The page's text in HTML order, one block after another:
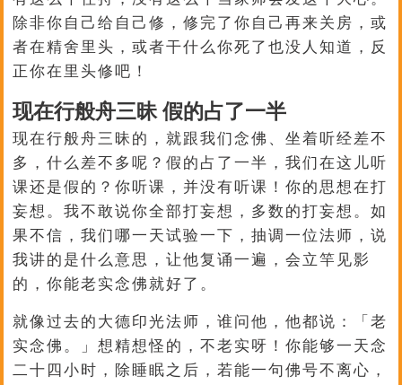
除非你自己给自己修，修完了你自己再来关房，或
者在精舍里头，或者干什么你死了也没人知道，反
正你在里头修吧！
现在行般舟三昧 假的占了一半
现在行般舟三昧的，就跟我们念佛、坐着听经差不
多，什么差不多呢？假的占了一半，我们在这儿听
课还是假的？你听课，并没有听课！你的思想在打
妄想。我不敢说你全部打妄想，多数的打妄想。如
果不信，我们哪一天试验一下，抽调一位法师，说
我讲的是什么意思，让他复诵一遍，会立竿见影
的，你能老实念佛就好了。
就像过去的大德印光法师，谁问他，他都说：「老
实念佛。」想精想怪的，不老实呀！你能够一天念
二十四小时，除睡眠之后，若能一句佛号不离心，